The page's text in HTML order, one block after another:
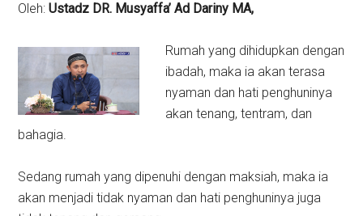
Oleh:Ustadz DR. Musyaffa’ Ad Dariny MA,
Rumah yang dihidupkan dengan
ibadah, maka ia akan terasa
nyaman dan hati penghuninya
akan tenang, tentram, dan
bahagia.
Sedang rumah yang dipenuhi dengan maksiah, maka ia
akan menjadi tidak nyaman dan hati penghuninya juga